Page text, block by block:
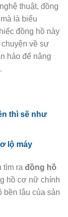
thuật, đồng
là biểu
đồng hồ này
chuyện về sự
hảo để nâng
thì sẽ như
lộ máy
tìm ra đồng hồ
hồ cơ nữ chính
bền lâu của sản